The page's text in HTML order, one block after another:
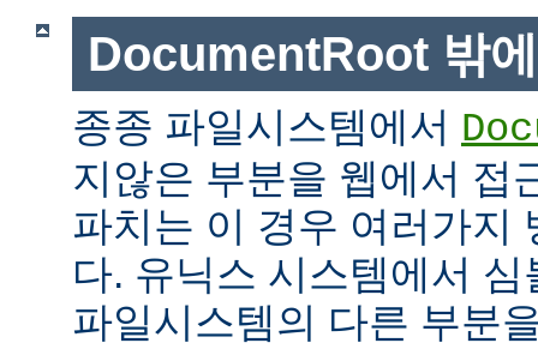
DocumentRoot 밖
종종 파일시스템에서
지않은 부분을 웹에서 접
파치는 이 경우 여러가지
다. 유닉스 시스템에서
파일시스템의 다른 부분